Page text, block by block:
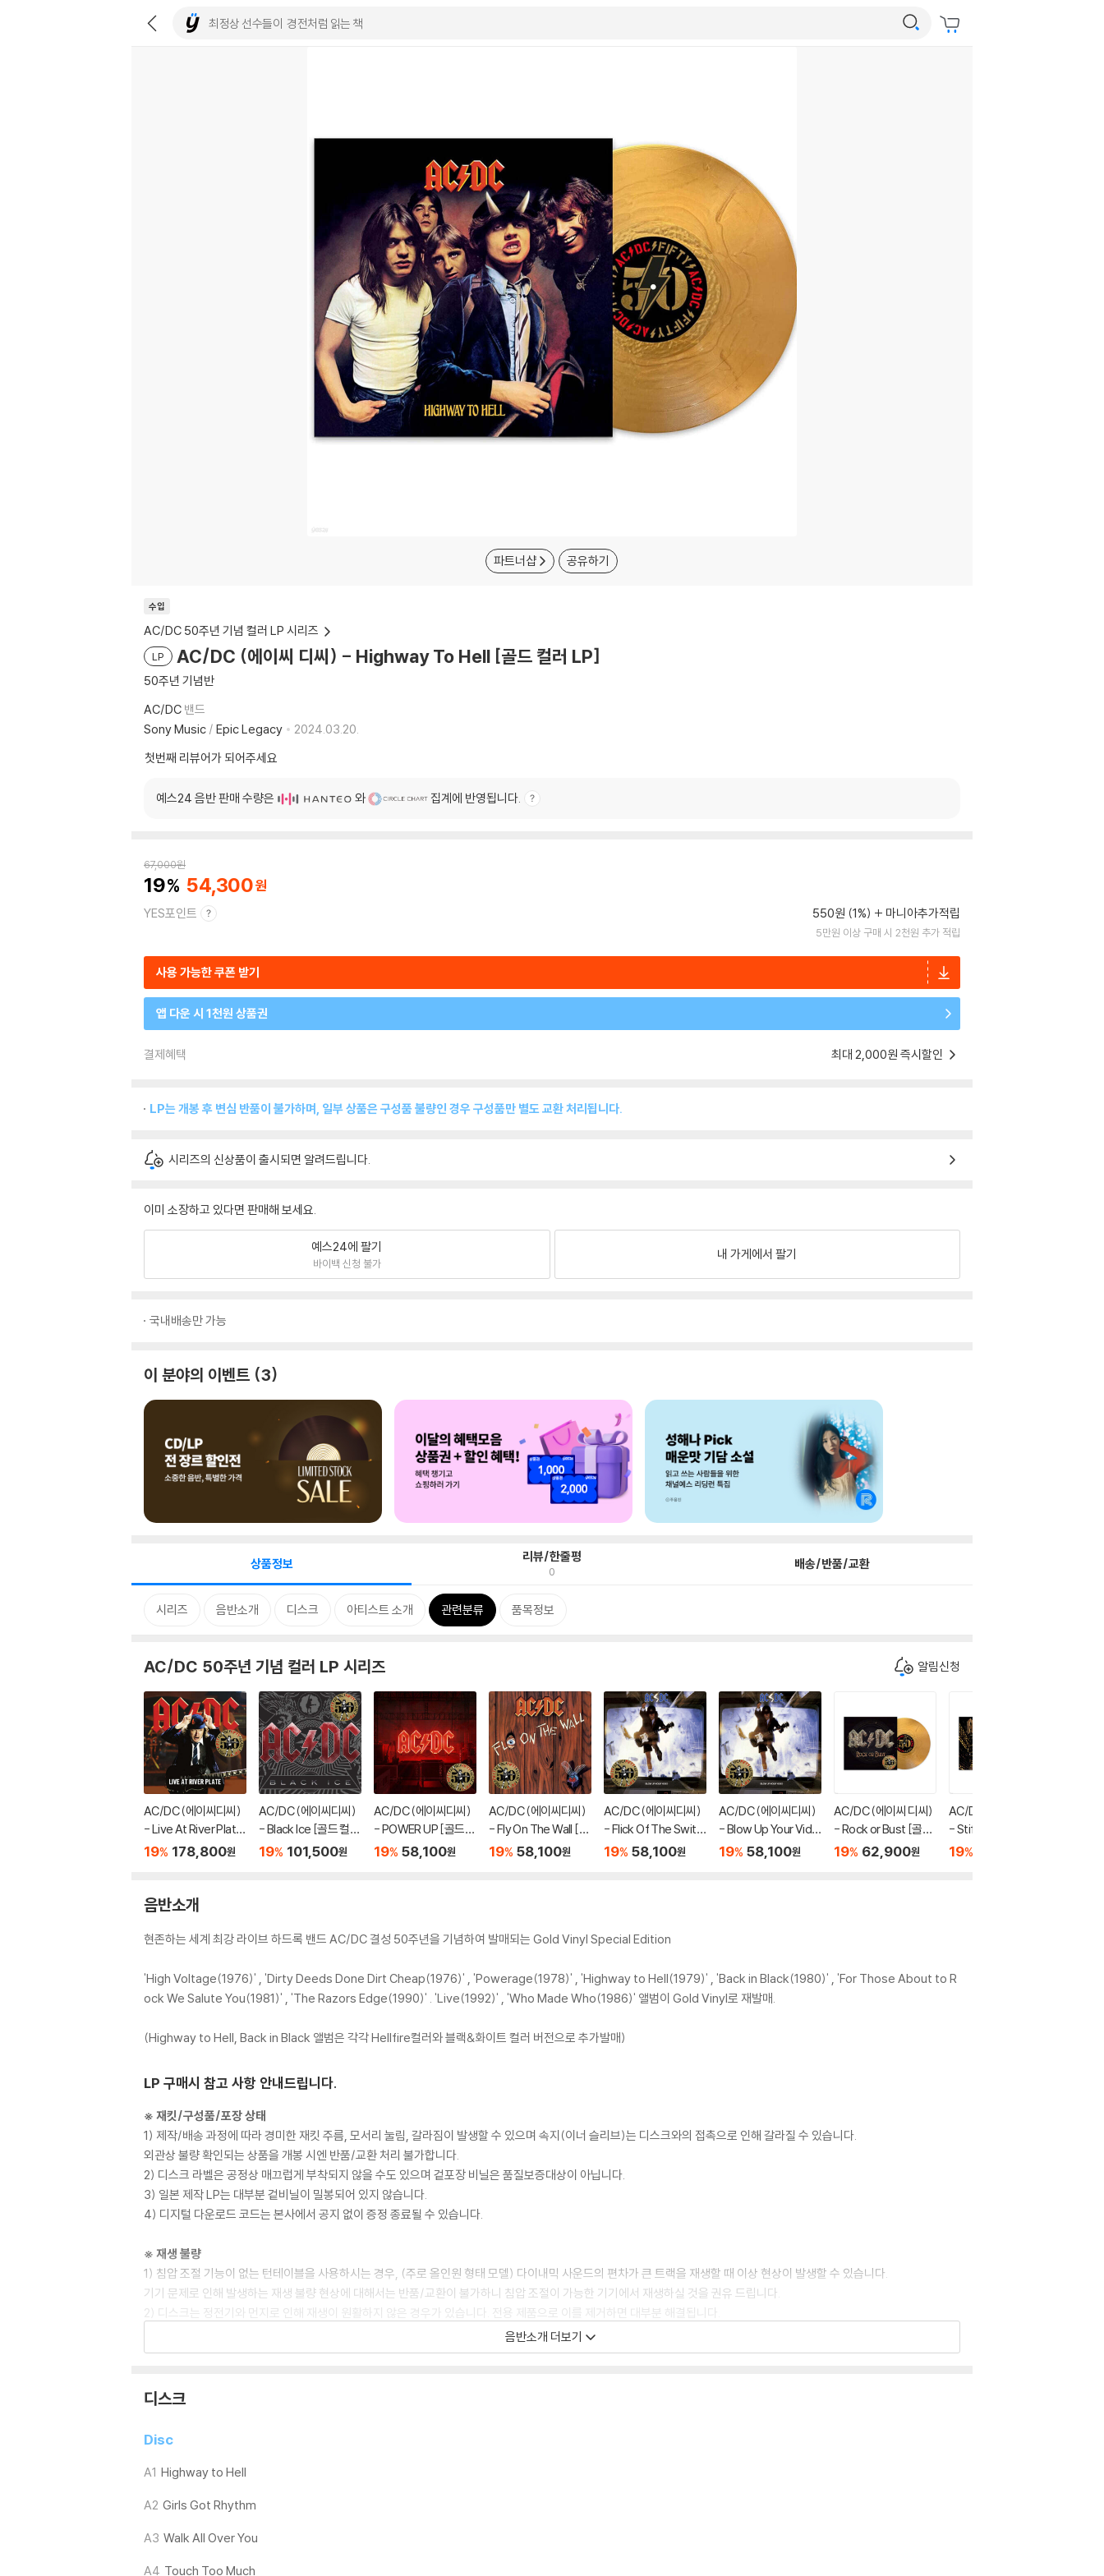
파트너샵 공유하기
수입
AC/DC 50주년 기념 컬러 LP 시리즈
LP AC/DC (에이씨 디씨) - Highway To Hell [골드 컬러 LP]
50주년 기념반
AC/DC 밴드
Sony Music / Epic Legacy
2024.03.20.
첫번째 리뷰어가 되어주세요
예스24 음반 판매 수량은 와 집계에 반영됩니다.
67,000원
19 54,300
YES포인트 550원 (1%) 마니아추가적립
5만원 이상 구매 시 2천원 추가 적립
사용 가능한 쿠폰 받기
앱 다운 시 1천원 상품권
결제혜택 최대 2,000원 즉시할인
LP는 개봉 후 변심 반품이 불가하며, 일부 상품은 구성품 불량인 경우 구성품만 별도 교환 처리됩니다.
시리즈의 신상품이 출시되면 알려드립니다.
이미 소장하고 있다면 판매해 보세요.
예스24에 팔기
바이백 신청 불가
내 가게에서 팔기
국내배송만 가능
이 분야의 이벤트 3
상품정보 리뷰/한줄평
0 배송/반품/교환
시리즈 음반소개 디스크 아티스트 소개 관련분류 품목정보
AC/DC 50주년 기념 컬러 LP 시리즈 알림신청
AC/DC (에이씨디씨)
- Live At River Plate
[골드 컬러 3LP]
19% 178,800원
AC/DC (에이씨디씨)
- Black Ice [골드 컬러
2LP]
19% 101,500원
AC/DC (에이씨디씨)
- POWER UP [골드
컬러 LP]
19% 58,100원
AC/DC (에이씨디씨)
- Fly On The Wall [골
드 컬러 LP]
19% 58,100원
AC/DC (에이씨디씨)
- Flick Of The Switc
h [골드 컬러 LP]
19% 58,100원
AC/DC (에이씨디씨)
- Blow Up Your Vide
o [골드 컬러 LP]
19% 58,100원
AC/DC (에이씨 디씨)
- Rock or Bust [골드
컬러 LP]
19% 62,900원
AC/DC (에이씨 디씨)
- Stiff Upper Lip [골
드 컬러 LP]
19%
음반소개
현존하는 세계 최강 라이브 하드록 밴드 AC/DC 결성 50주년을 기념하여 발매되는 Gold Vinyl Special Edition
'High Voltage(1976)' , 'Dirty Deeds Done Dirt Cheap(1976)' , 'Powerage(1978)' , 'Highway to Hell(1979)' , 'Back in Black(1980)' , 'For Those About to R
ock We Salute You(1981)' , 'The Razors Edge(1990)' . 'Live(1992)' , 'Who Made Who(1986)' 앨범이 Gold Vinyl로 재발매.
(Highway to Hell, Back in Black 앨범은 각각 Hellfire컬러와 블랙&화이트 컬러 버전으로 추가발매)
LP 구매시 참고 사항 안내드립니다.
※ 재킷/구성품/포장 상태
1) 제작/배송 과정에 따라 경미한 재킷 주름, 모서리 눌림, 갈라짐이 발생할 수 있으며 속지(이너 슬리브)는 디스크와의 접촉으로 인해 갈라질 수 있습니다.
외관상 불량 확인되는 상품을 개봉 시엔 반품/교환 처리 불가합니다.
2) 디스크 라벨은 공정상 매끄럽게 부착되지 않을 수도 있으며 겉포장 비닐은 품질보증대상이 아닙니다.
3) 일본 제작 LP는 대부분 겉비닐이 밀봉되어 있지 않습니다.
4) 디지털 다운로드 코드는 본사에서 공지 없이 증정 종료될 수 있습니다.
※ 재생 불량
1) 침압 조절 기능이 없는 턴테이블을 사용하시는 경우, (주로 올인원 형태 모델) 다이내믹 사운드의 편차가 큰 트랙을 재생할 때 이상 현상이 발생할 수 있습니다.
기기 문제로 인해 발생하는 재생 불량 현상에 대해서는 반품/교환이 불가하니 침압 조절이 가능한 기기에서 재생하실 것을 권유 드립니다.
2) 디스크는 정전기와 먼지로 인해 재생이 원활하지 않은 경우가 있습니다. 전용 제품으로 이를 제거하면 대부분 해결됩니다.
1) 열을 가하여 제작하는 바이닐 공정 특성상 디스크 표면이 미세하게 울렁거리거나 휘어지는 경우가 있습니다.
재생이 불안정한 경우 스태빌라이저를 사용하시면 좀 더 안정적인 재생이 가능합니다.
2) 재생 음역의 왜곡을 최소화 하고 반복 재생시에도 최대한 일관되게 유지되도록 디스크 센터 홀 구경이 작게 제작되는 경우가 있습니다. 턴테이블 스핀들에 맞지 않는 경우에
3) 디스크에 미세한 잔 흠집이 남아있거나 인쇄 면이 깨끗하지 않은 경우가 있으며, 이는 상품의 불량이 아닙니다. 단, 재생에 이상이 있는 경우에는 불량으로 인한 반품/교환이
※ 컬러 디스크
1) 컬러 디스크는 웹 이미지와 실제 색상이 차이가 날 수 있습니다.
음반소개 더보기
디스크
Disc
A1 Highway to Hell
A2 Girls Got Rhythm
A3 Walk All Over You
A4 Touch Too Much